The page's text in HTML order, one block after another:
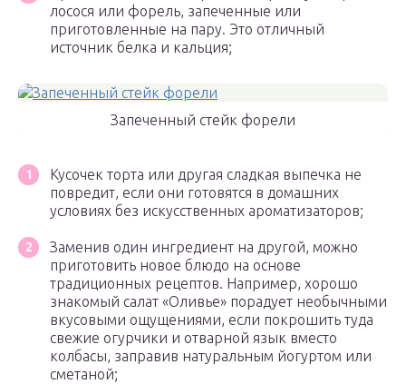
лосося или форель, запеченные или
приготовленные на пару. Это отличный
источник белка и кальция;
Запеченный стейк форели
Кусочек торта или другая сладкая выпечка не
повредит, если они готовятся в домашних
условиях без искусственных ароматизаторов;
Заменив один ингредиент на другой, можно
приготовить новое блюдо на основе
традиционных рецептов. Например, хорошо
знакомый салат «Оливье» порадует необычными
вкусовыми ощущениями, если покрошить туда
свежие огурчики и отварной язык вместо
колбасы, заправив натуральным йогуртом или
сметаной;